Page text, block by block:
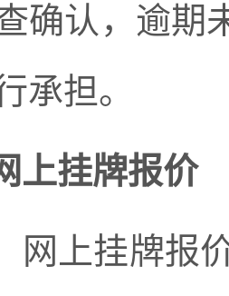
确认， 逾期
承担。
上挂牌报价
网上挂牌报